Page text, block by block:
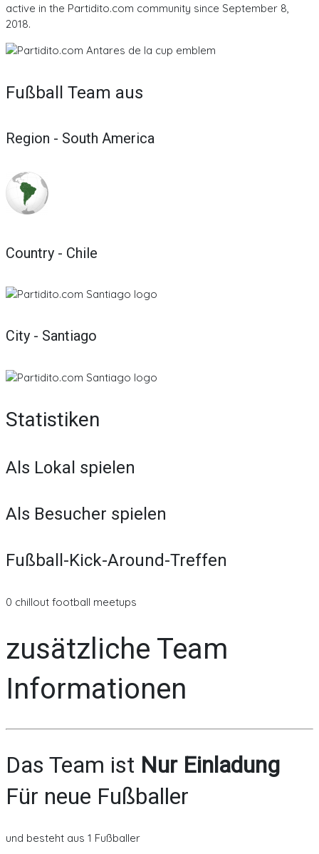
active in the Partidito.com community since September 8,
2018.
Fußball Team aus
Region - South America
Country - Chile
City - Santiago
Statistiken
Als Lokal spielen
Als Besucher spielen
Fußball-Kick-Around-Treffen
0 chillout football meetups
zusätzliche Team
Informationen
Das Team ist Nur Einladung
Für neue Fußballer
und besteht aus 1 Fußballer